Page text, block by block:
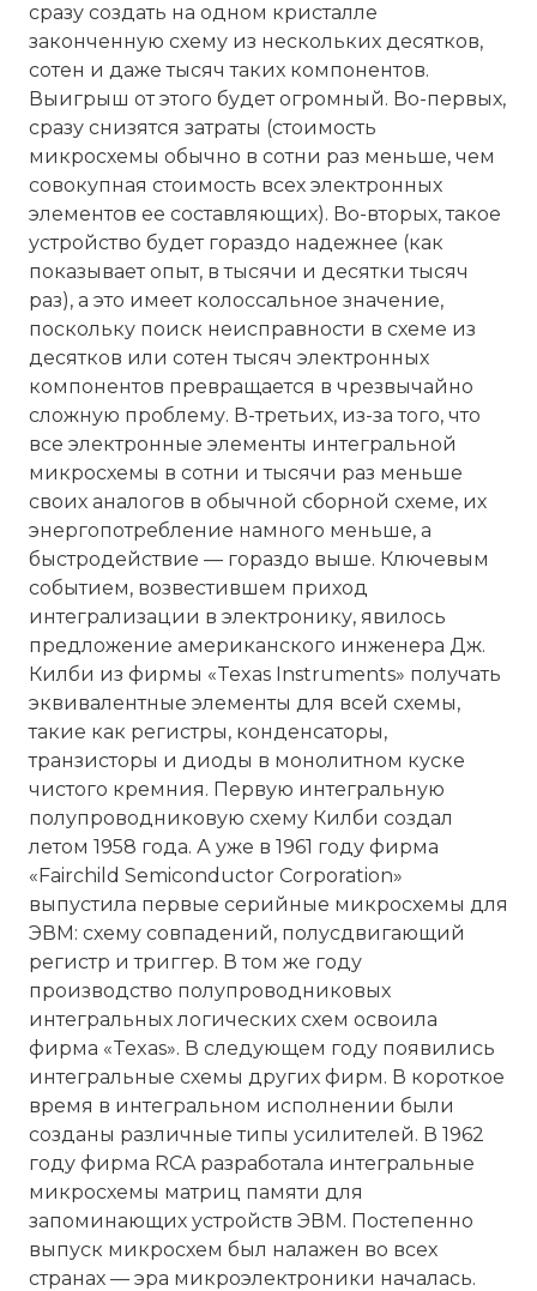
сразу создать на одном кристалле
законченную схему из нескольких десятков,
сотен и даже тысяч таких компонентов.
Выигрыш от этого будет огромный. Во-первых,
сразу снизятся затраты (стоимость
микросхемы обычно в сотни раз меньше, чем
совокупная стоимость всех электронных
элементов ее составляющих). Во-вторых, такое
устройство будет гораздо надежнее (как
показывает опыт, в тысячи и десятки тысяч
раз), а это имеет колоссальное значение,
поскольку поиск неисправности в схеме из
десятков или сотен тысяч электронных
компонентов превращается в чрезвычайно
сложную проблему. В-третьих, из-за того, что
все электронные элементы интегральной
микросхемы в сотни и тысячи раз меньше
своих аналогов в обычной сборной схеме, их
энергопотребление намного меньше, а
быстродействие — гораздо выше. Ключевым
событием, возвестившем приход
интегрализации в электронику, явилось
предложение американского инженера Дж.
Килби из фирмы «Texas Instruments» получать
эквивалентные элементы для всей схемы,
такие как регистры, конденсаторы,
транзисторы и диоды в монолитном куске
чистого кремния. Первую интегральную
полупроводниковую схему Килби создал
летом 1958 года. А уже в 1961 году фирма
«Fairchild Semiconductor Corporation»
выпустила первые серийные микросхемы для
ЭВМ: схему совпадений, полусдвигающий
регистр и триггер. В том же году
производство полупроводниковых
интегральных логических схем освоила
фирма «Texas». В следующем году появились
интегральные схемы других фирм. В короткое
время в интегральном исполнении были
созданы различные типы усилителей. В 1962
году фирма RCA разработала интегральные
микросхемы матриц памяти для
запоминающих устройств ЭВМ. Постепенно
выпуск микросхем был налажен во всех
странах — эра микроэлектроники началась.